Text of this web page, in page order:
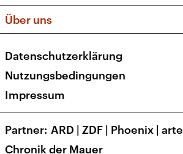
Apps
Newsletter
Social Media
Über uns
Presse
Karriere
Transparenz
Datenschutzerklärung
Nutzungsbedingungen
Impressum
Partner ARD | ZDF | Phoenix | arte
Chronik der Mauer